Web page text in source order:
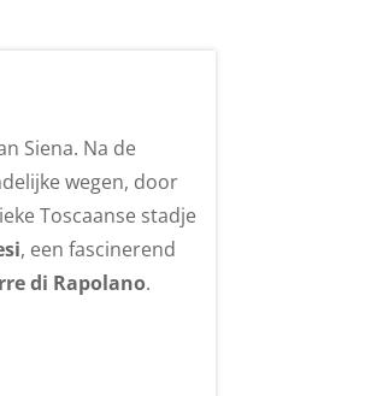
Siena. Na de
wegen, door
Toscaanse stadje
, een fascinerend
di Rapolano.